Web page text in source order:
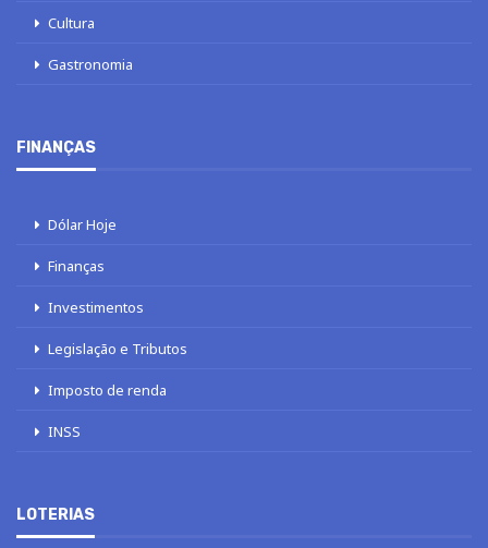
Cultura
Gastronomia
FINANÇAS
Dólar Hoje
Finanças
Investimentos
Legislação e Tributos
Imposto de renda
INSS
LOTERIAS